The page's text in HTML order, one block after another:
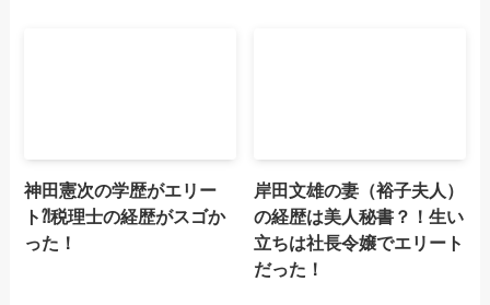
神田憲次の学歴がエリー
ト⁈税理士の経歴がスゴか
った！
岸田文雄の妻（裕子夫人）
の経歴は美人秘書？！生い
立ちは社長令嬢でエリート
だった！